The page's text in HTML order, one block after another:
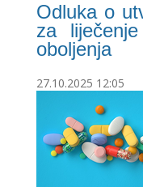
Odluka o
za
oboljenja
27.10.2025 12:05